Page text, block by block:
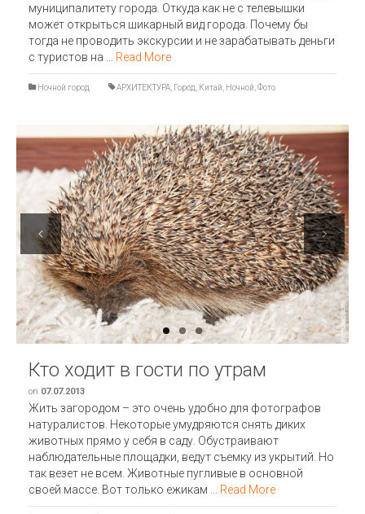
муниципалитету города. Откуда как не с телевышки
может открыться шикарный вид города. Почему бы
тогда не проводить экскурсии и не зарабатывать деньги
с туристов на … Read More
Ночной город АРХИТЕКТУРА Город Китай Ночной Фото
Previous Next
Кто ходит в гости по утрам
on 07.07.2013
Жить загородом – это очень удобно для фотографов
натуралистов. Некоторые умудряются снять диких
животных прямо у себя в саду. Обустраивают
наблюдательные площадки, ведут съемку из укрытий. Но
так везет не всем. Животные пугливые в основной
своей массе. Вот только ежикам … Read More